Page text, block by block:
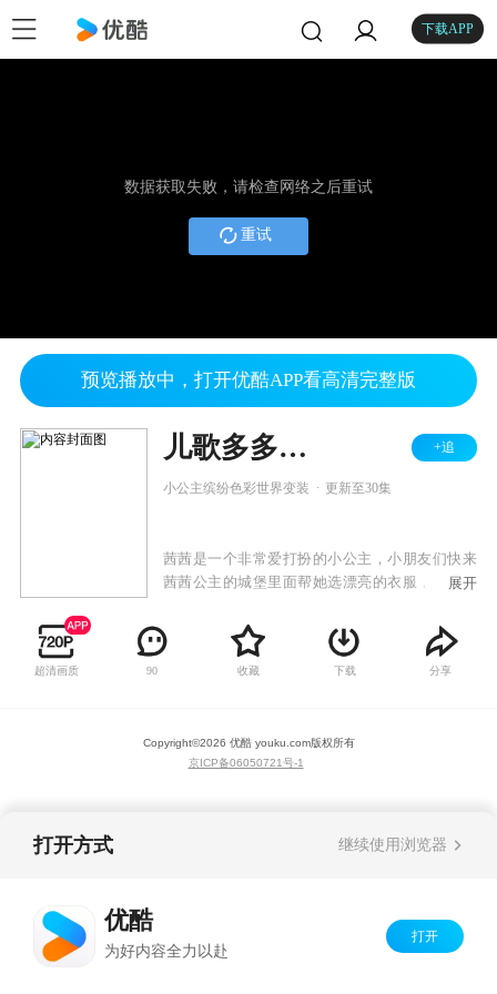
下载APP
数据获取失败，请检查网络之后重试
重试
预览播放中，打开优酷APP看高清完整版
儿歌多多公主的魔法衣橱 +追
小公主缤纷色彩世界变装 更新至30集
茜茜是一个非常爱打扮的小公主，小朋友们快来
茜茜公主的城堡里面帮她选漂亮的衣服，一起去
法公主变装记》的缤纷色彩世界和小公主一起成
长为一个自信，自立的小朋友吧！
展开
超清画质 90 收藏 下载 分享
Copyright©2026 优酷 youku.com版权所有
京ICP备06050721号-1
打开方式 继续使用浏览器
优酷
为好内容全力以赴
打开